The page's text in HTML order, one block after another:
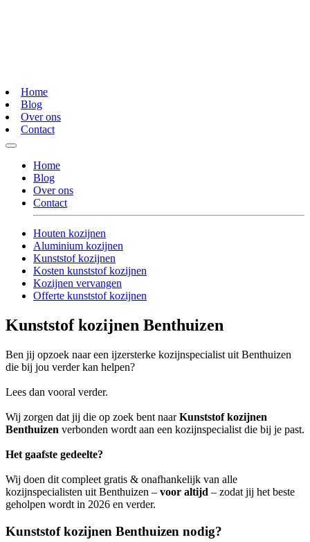
Home
Blog
Over ons
Contact
Home
Blog
Over ons
Contact
Houten kozijnen
Aluminium kozijnen
Kunststof kozijnen
Kosten kunststof kozijnen
Kozijnen vervangen
Offerte kunststof kozijnen
Kunststof kozijnen Benthuizen
Ben jij opzoek naar een ijzersterke kozijnspecialist uit Benthuizen
die bij jou verder kan helpen?
Lees dan vooral verder.
Wij zorgen dat jij die op zoek bent naarKunststof kozijnen
Benthuizen verbonden wordt aan een kozijnspecialist die bij je past.
Het gaafste gedeelte?
Wij doen dit compleet gratis & onafhankelijk van alle
kozijnspecialisten uit Benthuizen – voor altijd – zodat jij het beste
geholpen wordt in 2026 en verder.
Kunststof kozijnen Benthuizen nodig?